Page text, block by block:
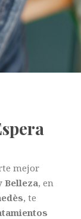
mejor
Belleza, en
, te